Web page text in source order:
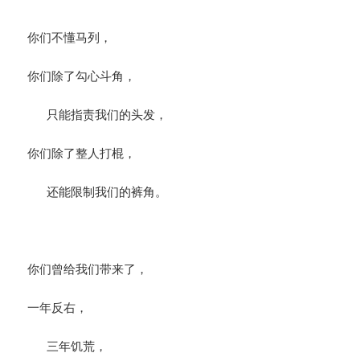
你们不懂马列，
你们除了勾心斗角，
只能指责我们的头发，
你们除了整人打棍，
还能限制我们的裤角。
你们曾给我们带来了，
一年反右，
三年饥荒，